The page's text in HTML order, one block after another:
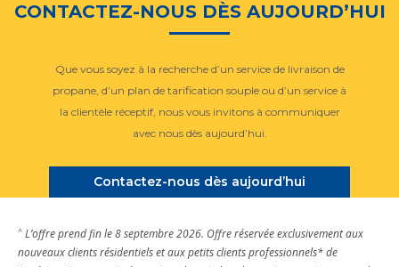
CONTACTEZ-NOUS DÈS AUJOURD’HUI
Que vous soyez à la recherche d’un service de livraison de
propane, d’un plan de tarification souple ou d’un service à
la clientèle réceptif, nous vous invitons à communiquer
avec nous dès aujourd’hui.
Contactez-nous dès aujourd’hui
^ L’offre prend fin le 8 septembre 2026. Offre réservée exclusivement aux
nouveaux clients résidentiels et aux petits clients professionnels* de